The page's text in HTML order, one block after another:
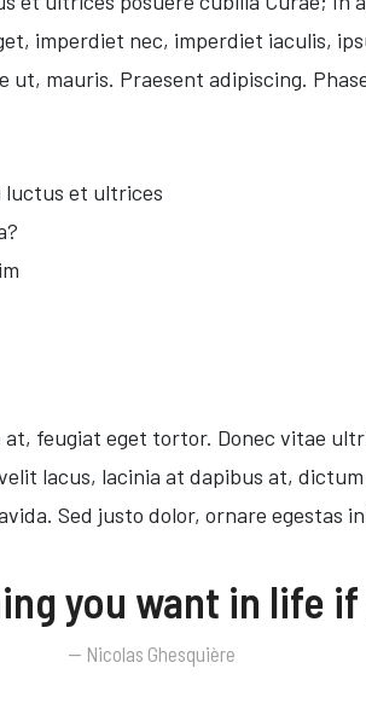
imperdiet nec, imperdiet iaculis,
mauris. Praesent adipiscing.
luctus et ultrices
feugiat eget tortor. Donec vitae
lacus, lacinia at dapibus at,
Sed justo dolor, ornare egestas
you want in life
Nicolas Ghesquière